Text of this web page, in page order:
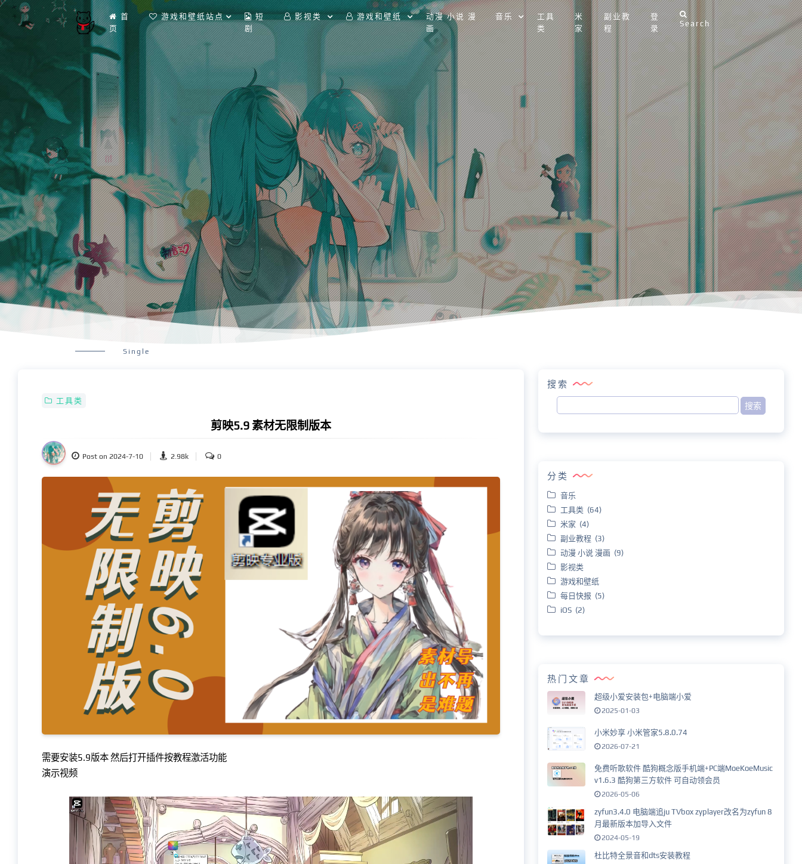
首
页
游戏和壁纸站点
短
剧
影视类 游戏和壁纸
动漫 小说 漫
画
音乐
工具
类
米
家
副业教
程
登
录
Search
Single
工具类
剪映5.9 素材无限制版本
Post on 2024-7-10 2.98k 0
需要安装5.9版本 然后打开插件按教程激活功能
演示视频
搜索
分类
音乐
工具类 (64)
米家 (4)
副业教程 (3)
动漫 小说 漫画 (9)
影视类
游戏和壁纸
每日快报 (5)
iOS (2)
热门文章
超级小爱安装包+电脑端小爱
2025-01-03
小米妙享 小米管家5.8.0.74
2026-07-21
免费听歌软件 酷狗概念版手机端+PC端MoeKoeMusic
v1.6.3 酷狗第三方软件 可自动领会员
2026-05-06
zyfun3.4.0 电脑端追ju TVbox zyplayer改名为zyfun 8
月最新版本加导入文件
2024-05-19
杜比特全景音和dts安装教程